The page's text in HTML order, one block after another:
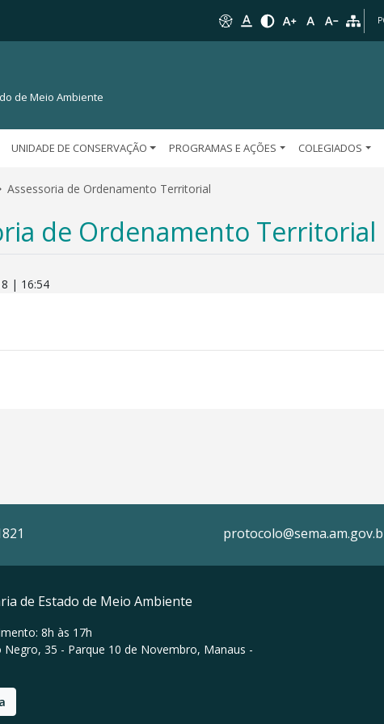
de Meio Ambiente
UNIDADE DE CONSERVAÇÃO PROGRAMAS E AÇÕES COLEGIADOS
Assessoria de Ordenamento Territorial
de Ordenamento Territorial
| 16:54
de Estado de Meio Ambiente
8h às 17h
Negro, 35 - Parque 10 de Novembro, Manaus -